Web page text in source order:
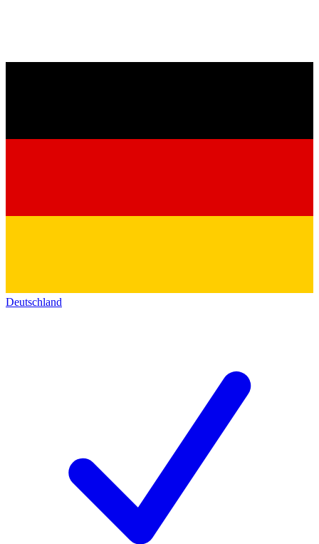
Deutschland